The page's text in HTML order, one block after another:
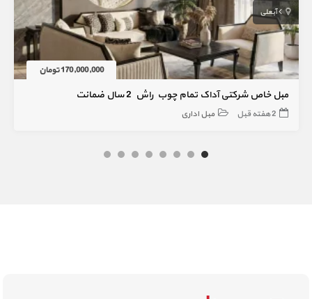
آبعلی
170,000,000 تومان
مبل خاص شرکتی آداک تمام چوب راش 2 سال ضمانت
2 هفته قبل مبل اداری